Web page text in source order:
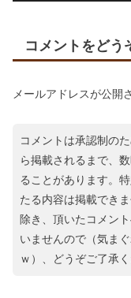
コメントをどう
メールアドレスが公開
コメントは承認制の
ら掲載されるまで、
ることがあります。
たる内容は掲載でき
除き、頂いたコメン
いませんので（気ま
ｗ）、どうぞご了承く